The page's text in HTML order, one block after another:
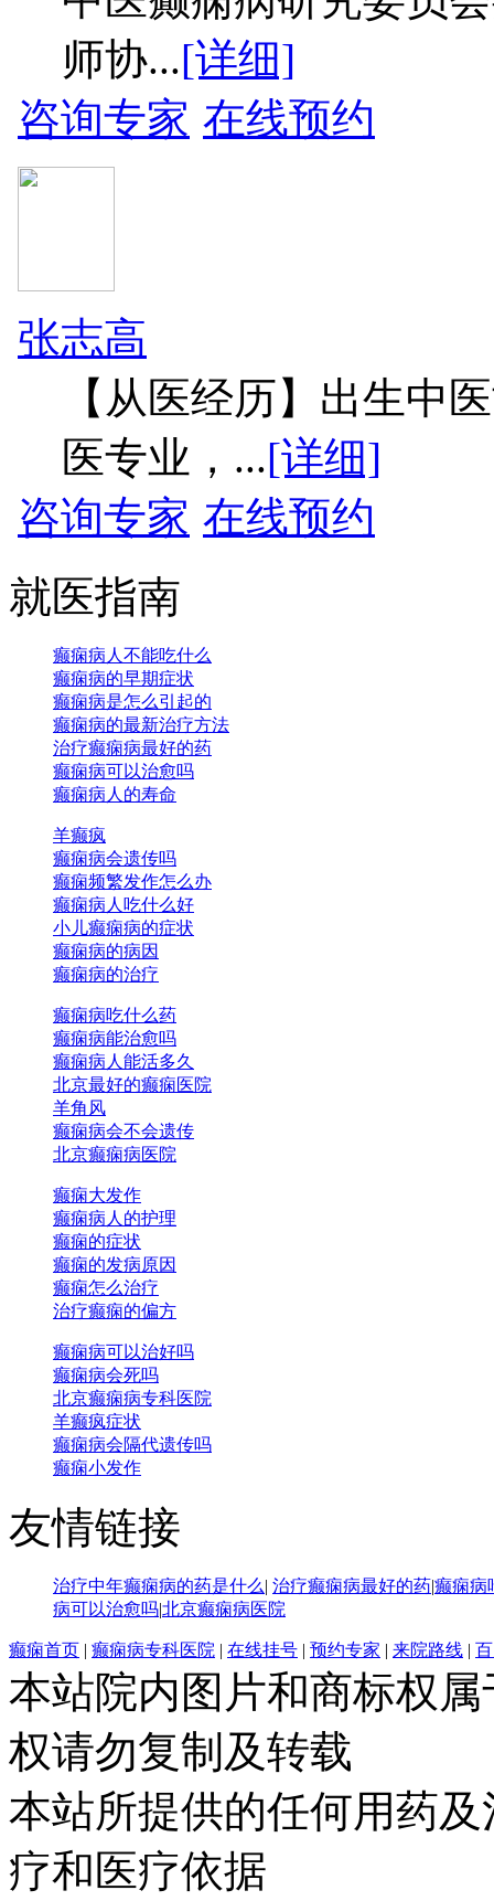
师协...[详细]
咨询专家 在线预约
张志高
【从医经历】出生中
医专业，...[详细]
咨询专家 在线预约
就医指南
癫痫病人不能吃什么
癫痫病的早期症状
癫痫病是怎么引起的
癫痫病的最新治疗方法
治疗癫痫病最好的药
癫痫病可以治愈吗
癫痫病人的寿命
羊癫疯
癫痫病会遗传吗
癫痫频繁发作怎么办
癫痫病人吃什么好
小儿癫痫病的症状
癫痫病的病因
癫痫病的治疗
癫痫病吃什么药
癫痫病能治愈吗
癫痫病人能活多久
北京最好的癫痫医院
羊角风
癫痫病会不会遗传
北京癫痫病医院
癫痫大发作
癫痫病人的护理
癫痫的症状
癫痫的发病原因
癫痫怎么治疗
治疗癫痫的偏方
癫痫病可以治好吗
癫痫病会死吗
北京癫痫病专科医院
羊癫疯症状
癫痫病会隔代遗传吗
癫痫小发作
友情链接
治疗中年癫痫病的药是什么| 治疗癫痫病最好的药|癫痫病
病可以治愈吗|北京癫痫病医院
癫痫首页 | 癫痫病专科医院 | 在线挂号 | 预约专家 | 来院路线 |
本站院内图片和商标权
权请勿复制及转载
本站所提供的任何用药
疗和医疗依据